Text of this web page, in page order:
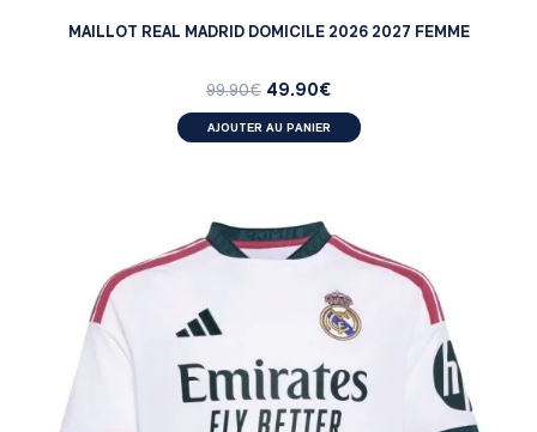
MAILLOT REAL MADRID DOMICILE 2026 2027 FEMME
99.90€ 49.90€
AJOUTER AU PANIER